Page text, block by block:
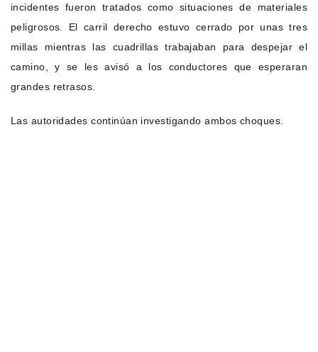
incidentes fueron tratados como situaciones de materiales
peligrosos. El carril derecho estuvo cerrado por unas tres
millas mientras las cuadrillas trabajaban para despejar el
camino, y se les avisó a los conductores que esperaran
grandes retrasos.
Las autoridades continúan investigando ambos choques.